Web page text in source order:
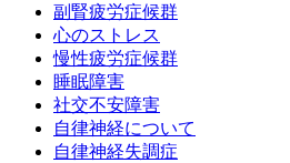
副腎疲労症候群
心のストレス
慢性疲労症候群
睡眠障害
社交不安障害
自律神経について
自律神経失調症